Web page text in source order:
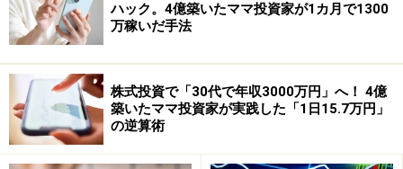
ハック。4億築いたママ投資家が1カ月で1300
万稼いだ手法
株式投資で「30代で年収3000万円」へ！ 4億
築いたママ投資家が実践した「1日15.7万円」
の逆算術